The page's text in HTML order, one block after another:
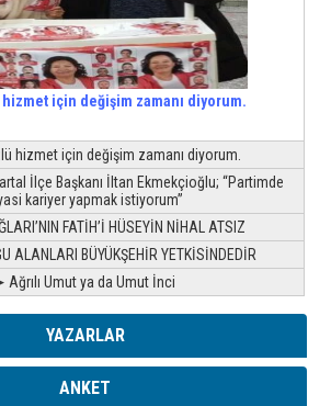
için değişim zamanı diyorum.
hizmet için değişim zamanı diyorum.
İlçe Başkanı İltan Ekmekçioğlu; “Partimde
kariyer yapmak istiyorum”
FATİH’İ HÜSEYİN NİHAL ATSIZ
ALANLARI BÜYÜKŞEHİR YETKİSİNDEDİR
Ağrılı Umut ya da Umut İnci
YAZARLAR
ANKET